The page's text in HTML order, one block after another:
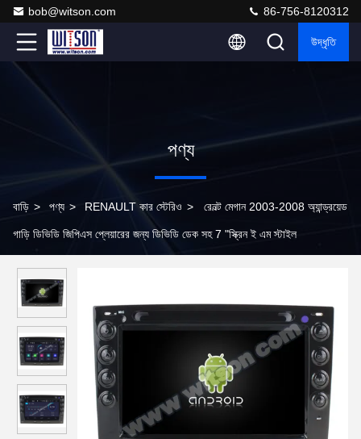
bob@witson.com 86-756-8120312
উদ্ধৃতি
পণ্য
বাড়ি > পণ্য > RENAULT কার স্টেরিও > রেনল্ট মেগান 2003-2008 অ্যান্ড্রয়েড
গাড়ি ডিভিডি জিপিএস প্লেয়ারের জন্য ডিভিডি ডেক সহ 7 "স্ক্রিন ই এম স্টাইল